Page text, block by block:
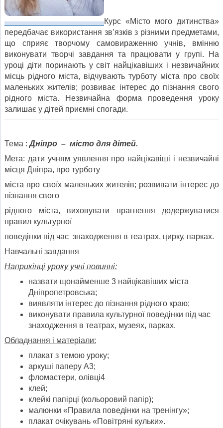
Курс «Місто мого дитинства»
передбачає використання зв’язків з різними предметами,
що сприяє творчому самовираженню учнів, вмінню
виконувати творчі завдання та працювати у групі. На
уроці діти поринають у світ найцікавіших і незвичайних
місць рідного міста, відчувають турботу міста про своїх
маленьких жителів; розвиває інтерес до пізнання свого
рідного міста. Незвичайна форма проведення уроку
залишає у дітей приємні спогади.
Тема :Дніпро – місто для дітей.
Мета: дати учням уявлення про найцікавіші і незвичайні
місця Дніпра, про турботу
міста про своїх маленьких жителів; розвивати інтерес до
пізнання свого
рідного міста, виховувати прагнення додержуватися
правил культурної
поведінки під час знаходження в театрах, цирку, парках.
Навчальні завдання
Наприкінці уроку учні повинні:
назвати щонайменше 3 найцікавіших міста
Дніпропетровська;
виявляти інтерес до пізнання рідного краю;
виконувати правила культурної поведінки під час
знаходження в театрах, музеях, парках.
Обладнання і матеріали:
плакат з темою уроку;
аркуші паперу А3;
фломастери, олівці4
клей;
клейкі папірці (кольоровий папір);
малюнки «Правила поведінки на тренінгу»;
плакат очікувань «Повітряні кульки».